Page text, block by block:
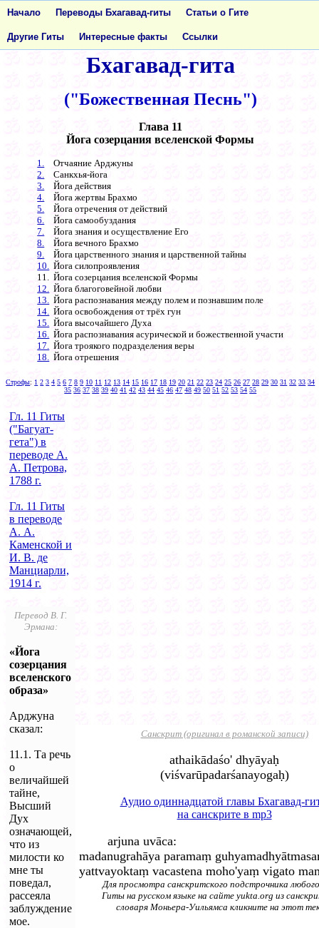
Бхагавад-гита
("Божественная Песнь")
Глава 11
Йога созерцания вселенской Формы
1.
Отчаяние Арджуны
2.
Санкхья-йога
3.
Йога действия
4.
Йога жертвы Брахмо
5.
Йога отречения от действий
6.
Йога самообуздания
7.
Йога знания и осуществление Его
8.
Йога вечного Брахмо
9.
Йога царственного знания и царственной тайны
10. Йога силопроявления
11. Йога созерцания вселенской Формы
12. Йога благоговейной любви
13. Йога распознавания между полем и познавшим поле
14. Йога освобождения от трёх гун
15. Йога высочайшего Духа
16. Йога распознавания асурической и божественной участи
17. Йога троякого подразделения веры
18. Йога отрешения
Строфы: 1 2 3 4 5 6 7 8 9 10 11 12 13 14 15 16 17 18 19 20 21 22 23 24 25 26 27 28 29 30 31 32 33 34
35 36 37 38 39 40 41 42 43 44 45 46 47 48 49 50 51 52 53 54 55
Гл. 11 Гиты
("Багуат-
гета") в
переводе А.
А. Петрова,
1788 г.
Гл. 11 Гиты
в переводе
А. А.
Каменской и
И. В. де
Манциарли,
1914 г.
Перевод В. Г.
Эрмана:
«Йога
созерцания
вселенского
образа»
Арджуна
сказал:
11.1. Та речь
о
величайшей
тайне,
Высший
Дух
означающей,
что из
милости ко
мне ты
поведал,
рассеяла
заблуждение
мое.
Санскрит (оригинал в романской записи)
athaikādaśo' dhyāyaḥ
(viśvarūpadarśanayogaḥ)
Аудио одиннадцатой главы Бхагавад-
на санскрите в mp3
arjuna uvāca:
madanugrahāya paramaṃ
yattvayoktaṃ vacastena moho'yaṃ vigato
Для просмотра санскритского подстрочника
Гиты на русском языке на сайте yukta.org из
словаря Моньера-Уильямса кликните на этот
Начало Переводы Бхагавад-гиты Статьи о Гите
Другие Гиты Интересные факты Ссылки